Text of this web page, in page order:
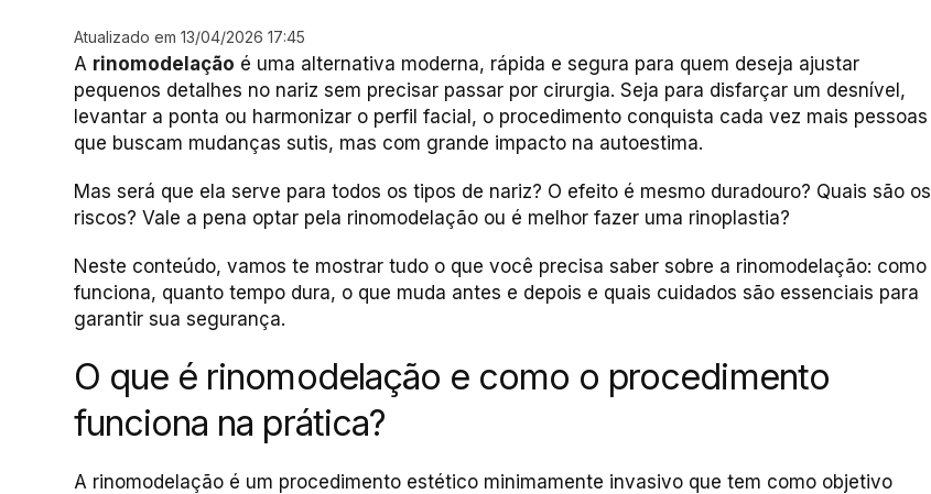
Atualizado em 13/04/2026 17:45
A rinomodelação é uma alternativa moderna, rápida e segura para quem deseja ajustar
pequenos detalhes no nariz sem precisar passar por cirurgia. Seja para disfarçar um desnível,
levantar a ponta ou harmonizar o perfil facial, o procedimento conquista cada vez mais pessoas
que buscam mudanças sutis, mas com grande impacto na autoestima.
Mas será que ela serve para todos os tipos de nariz? O efeito é mesmo duradouro? Quais são os
riscos? Vale a pena optar pela rinomodelação ou é melhor fazer uma rinoplastia?
Neste conteúdo, vamos te mostrar tudo o que você precisa saber sobre a rinomodelação: como
funciona, quanto tempo dura, o que muda antes e depois e quais cuidados são essenciais para
garantir sua segurança.
O que é rinomodelação e como o procedimento
funciona na prática?
A rinomodelação é um procedimento estético minimamente invasivo que tem como objetivo